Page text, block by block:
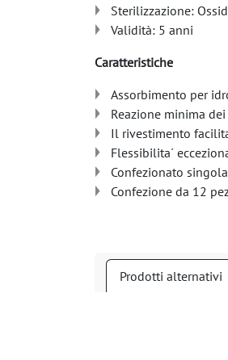
Sterilizzazione:
Validità: 5 anni
Caratteristiche
Assorbimento per
Reazione minima
Il rivestimento
Flessibilita´
Confezionato
Confezione da 12
Prodotti alternativi